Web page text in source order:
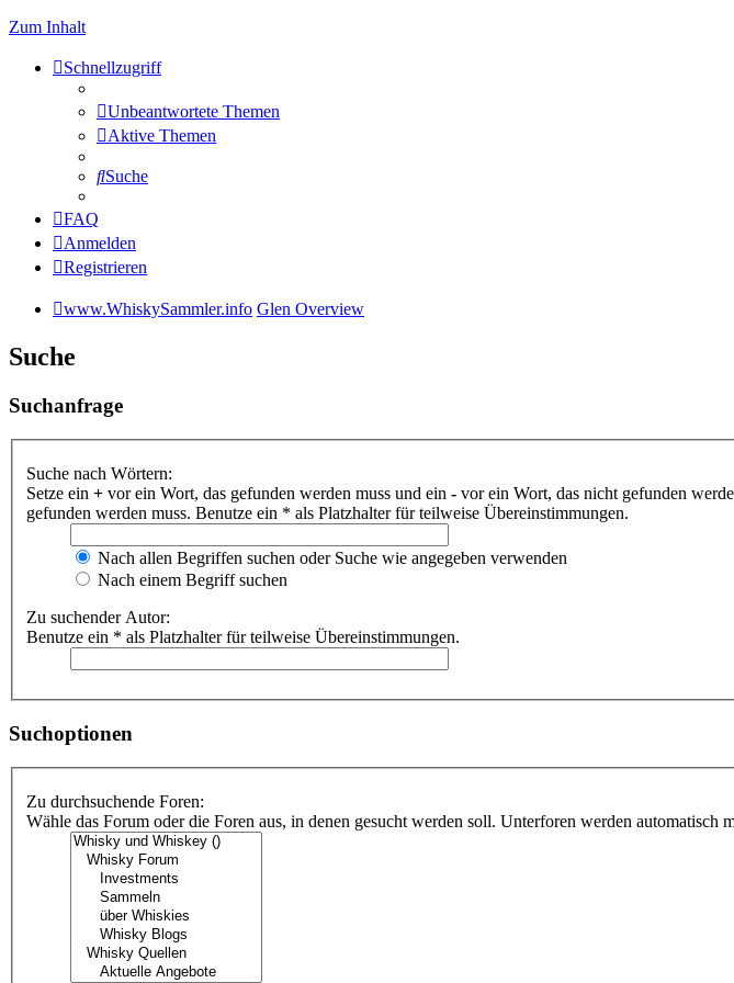
Zum Inhalt
Schnellzugriff
Unbeantwortete Themen
Aktive Themen
Suche
FAQ
Anmelden
Registrieren
www.WhiskySammler.info Glen Overview
Suche
Suchanfrage
Suche nach Wörtern:
Setze ein + vor ein Wort, das gefunden werden muss und ein - vor ein Wort, das nicht gefunden
gefunden werden muss. Benutze ein * als Platzhalter für teilweise Übereinstimmungen.
Nach allen Begriffen suchen oder Suche wie angegeben verwenden
Nach einem Begriff suchen
Zu suchender Autor:
Benutze ein * als Platzhalter für teilweise Übereinstimmungen.
Suchoptionen
Zu durchsuchende Foren:
Wähle das Forum oder die Foren aus, in denen gesucht werden soll. Unterforen werden